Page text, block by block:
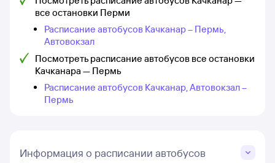
все остановки Перми
Расписание автобусов Качканар – Пермь,
Автовокзал
Посмотреть расписание автобусов все остановки
Качканара — Пермь
Расписание автобусов Качканар, Автовокзал –
Пермь
Информация о расписании автобусов